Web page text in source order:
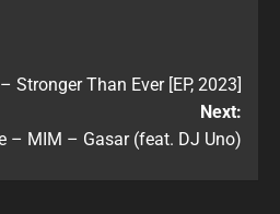
Stronger Than Ever [EP, 2023]
Next:
– MIM – Gasar (feat. DJ Uno)